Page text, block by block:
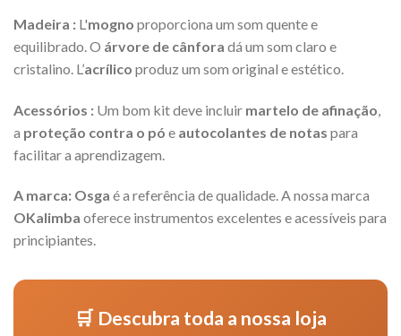
Madeira : L'mogno proporciona um som quente e
equilibrado. O árvore de cânfora dá um som claro e
cristalino. L’acrílico produz um som original e estético.
Acessórios : Um bom kit deve incluir martelo de afinação
a proteção contra o pó e autocolantes de notas para
facilitar a aprendizagem.
A marca: Osga é a referência de qualidade. A nossa marca
OKalimba oferece instrumentos excelentes e acessíveis para
principiantes.
🛒 Descubra toda a nossa loja